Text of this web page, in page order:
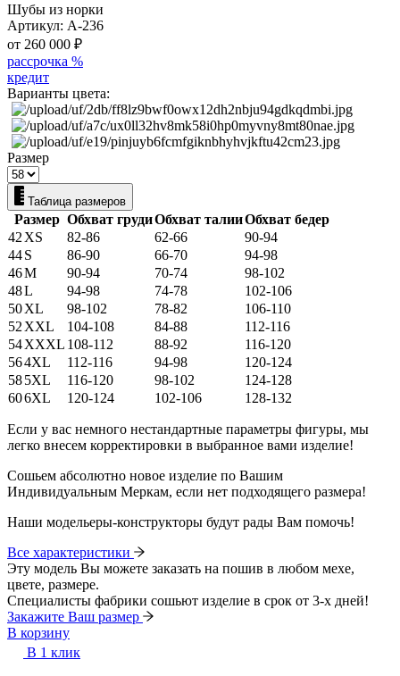
Шубы из норки
Артикул: А-236
от 260 000 ₽
рассрочка %
кредит
Варианты цвета:
Размер
Таблица размеров
Размер Обхват грудиОбхват талииОбхват бедер
42 XS 82-86 62-66
90-94
44S 86-90 66-70
94-98
46M 90-94 70-74
98-102
48L 94-98 74-78
102-106
50XL 98-102 78-82
106-110
52 XXL 104-108 84-88
112-116
54XXXL 108-112 88-92
116-120
564XL 112-116 94-98
120-124
585XL 116-120 98-102
124-128
606XL 120-124 102-106 128-132
Если у вас немного нестандартные параметры фигуры, мы
легко внесем корректировки в выбранное вами изделие!
Сошьем абсолютно новое изделие по Вашим
Индивидуальным Меркам, если нет подходящего размера!
Наши модельеры-конструкторы будут рады Вам помочь!
Все характеристики
Эту модель Вы можете заказать на пошив в любом мехе,
цвете, размере.
Специалисты фабрики сошьют изделие в срок от 3-х дней!
Закажите Ваш размер
В корзину
В 1 клик